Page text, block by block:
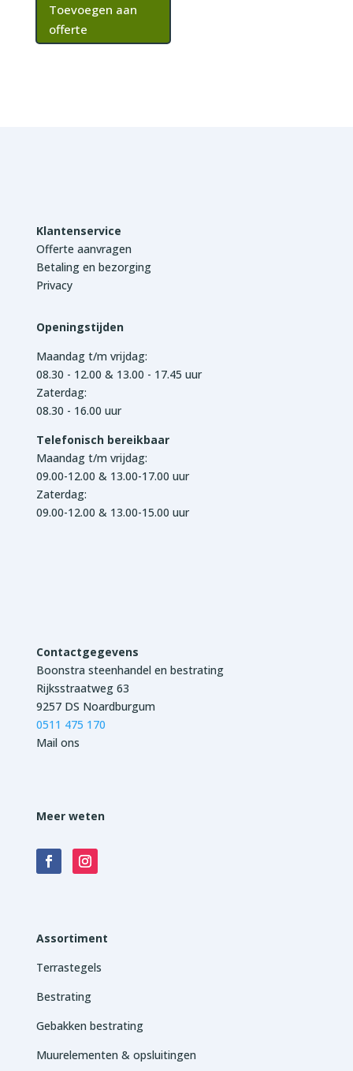
Toevoegen aan
offerte
Klantenservice
Offerte aanvragen
Betaling en bezorging
Privacy
Openingstijden
Maandag t/m vrijdag:
08.30 - 12.00 & 13.00 - 17.45 uur
Zaterdag:
08.30 - 16.00 uur
Telefonisch bereikbaar
Maandag t/m vrijdag:
09.00-12.00 & 13.00-17.00 uur
Zaterdag:
09.00-12.00 & 13.00-15.00 uur
Contactgegevens
Boonstra steenhandel en bestrating
Rijksstraatweg 63
9257 DS Noardburgum
0511 475 170
Mail ons
Meer weten
Assortiment
Terrastegels
Bestrating
Gebakken bestrating
Muurelementen & opsluitingen